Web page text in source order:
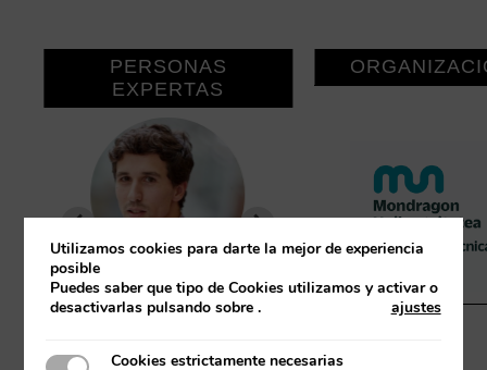
PERSONAS
EXPERTAS
AITOR ARRIETA LIZ
Utilizamos cookies para darte la mejor de experiencia
posible
Puedes saber que tipo de Cookies utilizamos y activar o
desactivarlas pulsando sobre
ajustes
.
Cookies estrictamente necesarias